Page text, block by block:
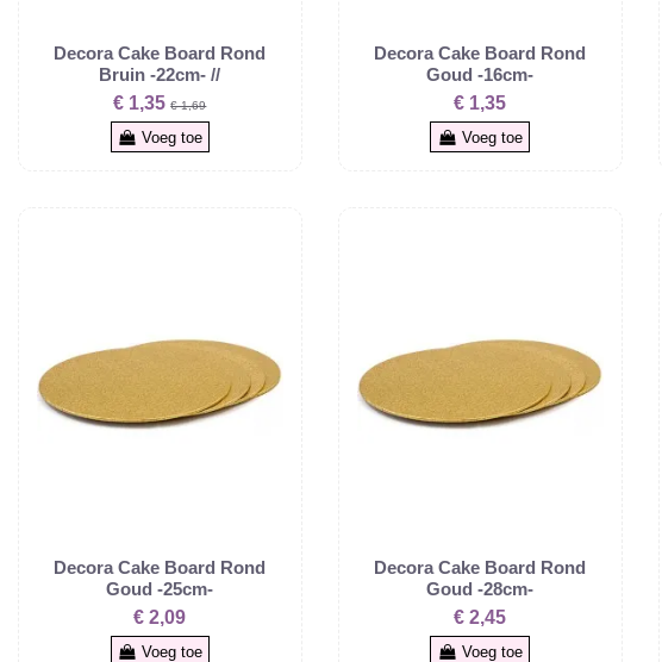
Decora Cake Board Rond
Bruin -22cm- //
€ 1,35€ 1,69
Voeg toe
Decora Cake Board Rond
Goud -16cm-
€ 1,35
Voeg toe
Decora Cake Board Rond
Goud -25cm-
€ 2,09
Voeg toe
Decora Cake Board Rond
Goud -28cm-
€ 2,45
Voeg toe